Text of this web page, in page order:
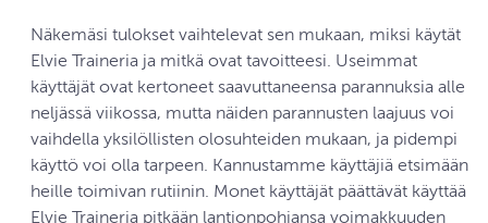
Näkemäsi tulokset vaihtelevat sen mukaan, miksi käytät
Elvie Traineria ja mitkä ovat tavoitteesi. Useimmat
käyttäjät ovat kertoneet saavuttaneensa parannuksia alle
neljässä viikossa, mutta näiden parannusten laajuus voi
vaihdella yksilöllisten olosuhteiden mukaan, ja pidempi
käyttö voi olla tarpeen. Kannustamme käyttäjiä etsimään
heille toimivan rutiinin. Monet käyttäjät päättävät käyttää
Elvie Traineria pitkään lantionpohjansa voimakkuuden